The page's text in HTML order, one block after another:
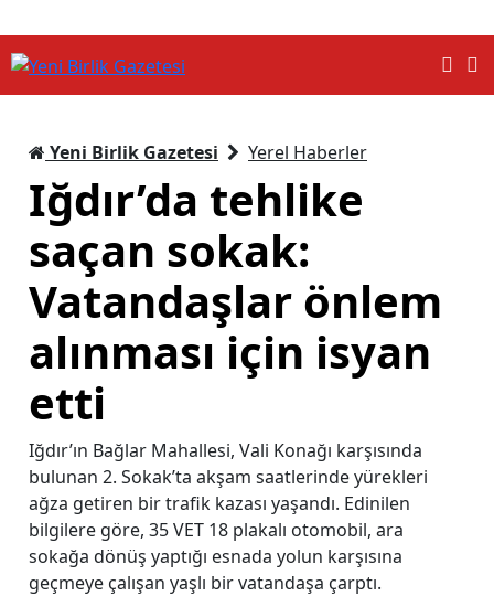
Yeni Birlik Gazetesi Yerel Haberler
Iğdır’da tehlike
saçan sokak:
Vatandaşlar önlem
alınması için isyan
etti
Iğdır’ın Bağlar Mahallesi, Vali Konağı karşısında
bulunan 2. Sokak’ta akşam saatlerinde yürekleri
ağza getiren bir trafik kazası yaşandı. Edinilen
bilgilere göre, 35 VET 18 plakalı otomobil, ara
sokağa dönüş yaptığı esnada yolun karşısına
geçmeye çalışan yaşlı bir vatandaşa çarptı.